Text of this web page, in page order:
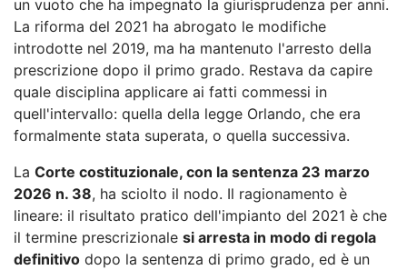
un vuoto che ha impegnato la giurisprudenza per anni.
La riforma del 2021 ha abrogato le modifiche
introdotte nel 2019, ma ha mantenuto l'arresto della
prescrizione dopo il primo grado. Restava da capire
quale disciplina applicare ai fatti commessi in
quell'intervallo: quella della legge Orlando, che era
formalmente stata superata, o quella successiva.
La Corte costituzionale, con la sentenza 23 marzo
2026 n. 38, ha sciolto il nodo. Il ragionamento è
lineare: il risultato pratico dell'impianto del 2021 è che
il termine prescrizionale si arresta in modo di regola
definitivo dopo la sentenza di primo grado, ed è un